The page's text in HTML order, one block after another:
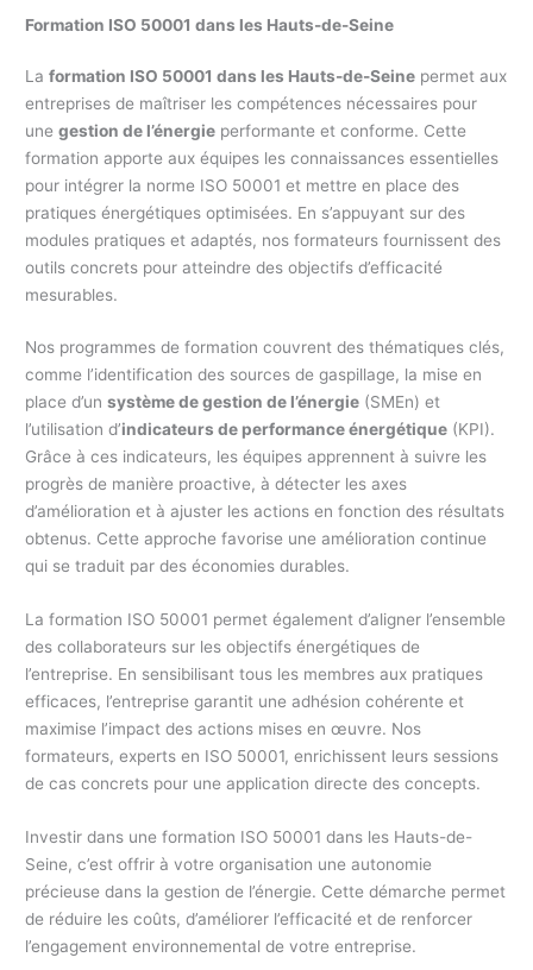
Formation ISO 50001 dans les Hauts-de-Seine
Laformation ISO 50001 dans les Hauts-de-Seine permet aux
entreprises de maîtriser les compétences nécessaires pour
unegestion de l’énergie performante et conforme. Cette
formation apporte aux équipes les connaissances essentielles
pour intégrer la norme ISO 50001 et mettre en place des
pratiques énergétiques optimisées. En s’appuyant sur des
modules pratiques et adaptés, nos formateurs fournissent des
outils concrets pour atteindre des objectifs d’efficacité
mesurables.
Nos programmes de formation couvrent des thématiques clés,
comme l’identification des sources de gaspillage, la mise en
place d’unsystème de gestion de l’énergie (SMEn) et
l’utilisation d’indicateurs de performance énergétique (KPI).
Grâce à ces indicateurs, les équipes apprennent à suivre les
progrès de manière proactive, à détecter les axes
d’amélioration et à ajuster les actions en fonction des résultats
obtenus. Cette approche favorise une amélioration continue
qui se traduit par des économies durables.
La formation ISO 50001 permet également d’aligner l’ensemble
des collaborateurs sur les objectifs énergétiques de
l’entreprise. En sensibilisant tous les membres aux pratiques
efficaces, l’entreprise garantit une adhésion cohérente et
maximise l’impact des actions mises en œuvre. Nos
formateurs, experts en ISO 50001, enrichissent leurs sessions
de cas concrets pour une application directe des concepts.
Investir dans une formation ISO 50001 dans les Hauts-de-
Seine, c’est offrir à votre organisation une autonomie
précieuse dans la gestion de l’énergie. Cette démarche permet
de réduire les coûts, d’améliorer l’efficacité et de renforcer
l’engagement environnemental de votre entreprise.